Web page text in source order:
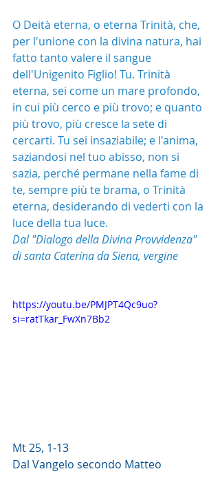
O Deità eterna, o eterna Trinità, che,
per l'unione con la divina natura, hai
fatto tanto valere il sangue
dell'Unigenito Figlio! Tu. Trinità
eterna, sei come un mare profondo,
in cui più cerco e più trovo; e quanto
più trovo, più cresce la sete di
cercarti. Tu sei insaziabile; e l'anima,
saziandosi nel tuo abisso, non si
sazia, perché permane nella fame di
te, sempre più te brama, o Trinità
eterna, desiderando di vederti con la
luce della tua luce.
Dal "Dialogo della Divina Provvidenza"
di santa Caterina da Siena, vergine
https://youtu.be/PMJPT4Qc9uo?
si=ratTkar_FwXn7Bb2
Mt 25, 1-13
Dal Vangelo secondo Matteo